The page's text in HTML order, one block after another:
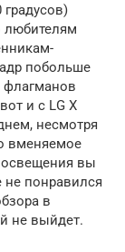
любителям
побольше
флагманов
и с LG X
несмотря
вменяемое
освещения вы
понравился
в
не выйдет.